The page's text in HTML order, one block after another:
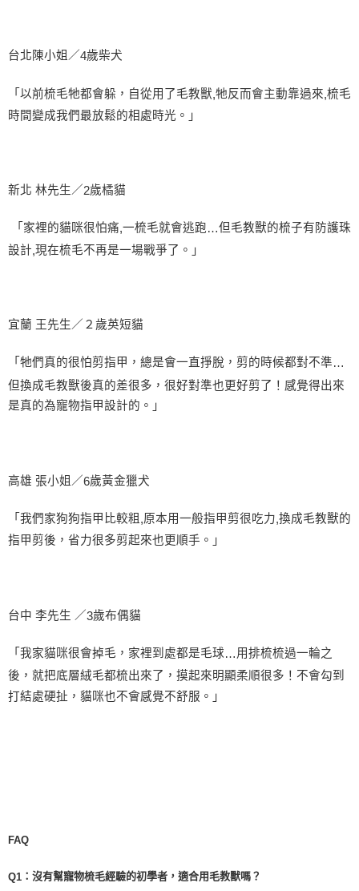
台北陳小姐／4歲柴犬
「以前梳毛牠都會躲，自從用了毛教獸,牠反而會主動靠過來,梳毛
時間變成我們最放鬆的相處時光。」
新北 林先生／2歲橘貓
「家裡的貓咪很怕痛,一梳毛就會逃跑…但毛教獸的梳子有防護珠
設計,現在梳毛不再是一場戰爭了。」
宜蘭 王先生／２歲英短貓
「牠們真的很怕剪指甲，總是會一直掙脫，剪的時候都對不準…
但換成毛教獸後真的差很多，很好對準也更好剪了！感覺得出來
是真的為寵物指甲設計的。」
高雄 張小姐／6歲黃金獵犬
「我們家狗狗指甲比較粗 ,原本用一般指甲剪很吃力,換成毛教獸的
指甲剪後，省力很多剪起來也更順手。」
台中 李先生 ／3歲布偶貓
「我家貓咪很會掉毛，家裡到處都是毛球…用排梳梳過一輪之
後，就把底層絨毛都梳出來了，摸起來明顯柔順很多！不會勾到
打結處硬扯，貓咪也不會感覺不舒服。」
FAQ
Q1 ：沒有幫寵物梳毛經驗的初學者，適合用毛教獸嗎？